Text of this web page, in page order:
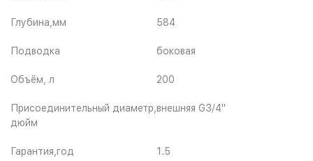
Глубина,мм 584
Подводка боковая
Объём, л 200
Присоединительный диаметр,
дюйм
внешняя G3/4"
Гарантия,год 1.5